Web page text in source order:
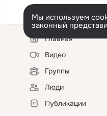
Мы используем
законный
Левая
колонкаГлавная
Видео
Группы
Люди
Публикации